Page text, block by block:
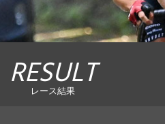
RESULT
レース結果